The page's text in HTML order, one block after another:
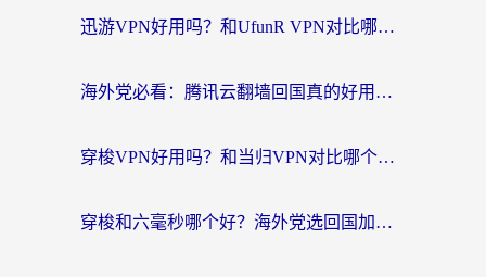
迅游VPN好用吗？和UfunR VPN对比哪个回国效果更好？海外党亲测避坑指南
海外党必看：腾讯云翻墙回国真的好用吗？+ 3步选对回国加速器指南
穿梭VPN好用吗？和当归VPN对比哪个回国效果更好？海外党亲测实用指南
穿梭和六毫秒哪个好？海外党选回国加速器的避坑指南，附番茄加速器实测